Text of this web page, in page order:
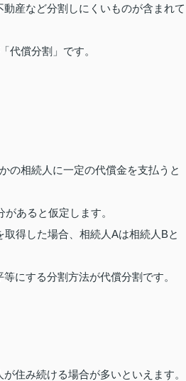
産など分割しにくいものが含まれて
代償分割」です。
の相続人に一定の代償金を支払うと
あると仮定します。
得した場合、相続人Aは相続人Bと
にする分割方法が代償分割です。
住み続ける場合が多いといえます。